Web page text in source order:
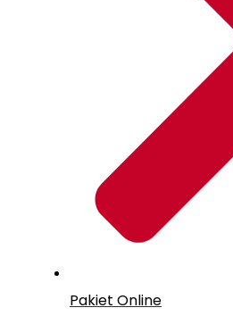
Pakiet Online